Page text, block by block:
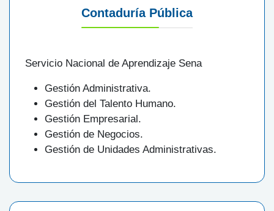
Contaduría Pública
Servicio Nacional de Aprendizaje Sena
Gestión Administrativa.
Gestión del Talento Humano.
Gestión Empresarial.
Gestión de Negocios.
Gestión de Unidades Administrativas.